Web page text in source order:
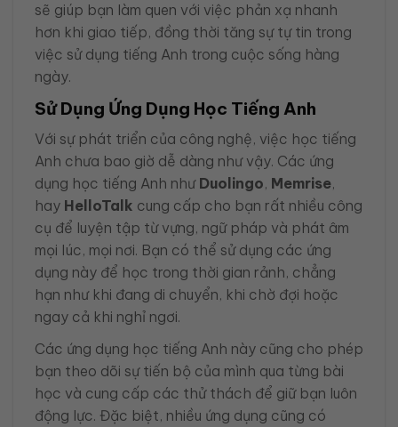
sẽ giúp bạn làm quen với việc phản xạ nhanh
hơn khi giao tiếp, đồng thời tăng sự tự tin trong
việc sử dụng tiếng Anh trong cuộc sống hàng
ngày.
Sử Dụng Ứng Dụng Học Tiếng Anh
Với sự phát triển của công nghệ, việc học tiếng
Anh chưa bao giờ dễ dàng như vậy. Các ứng
dụng học tiếng Anh như Duolingo, Memrise,
hay HelloTalk cung cấp cho bạn rất nhiều công
cụ để luyện tập từ vựng, ngữ pháp và phát âm
mọi lúc, mọi nơi. Bạn có thể sử dụng các ứng
dụng này để học trong thời gian rảnh, chẳng
hạn như khi đang di chuyển, khi chờ đợi hoặc
ngay cả khi nghỉ ngơi.
Các ứng dụng học tiếng Anh này cũng cho phép
bạn theo dõi sự tiến bộ của mình qua từng bài
học và cung cấp các thử thách để giữ bạn luôn
động lực. Đặc biệt, nhiều ứng dụng cũng có